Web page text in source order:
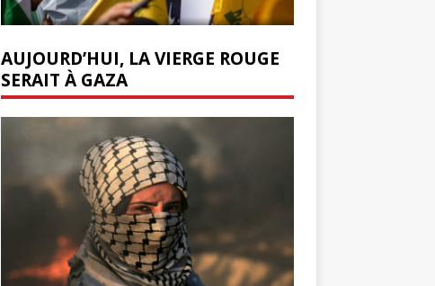
AUJOURD’HUI, LA VIERGE ROUGE
SERAIT À GAZA